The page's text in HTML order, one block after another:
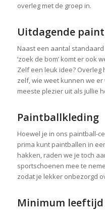
overleg met de groep in.
Uitdagende
Naast een aantal
‘zoek de bom’ komt er ook
Zelf een leuk idee?
zelf, wie weet kunnen we
meeste plezier uit als jullie
Paintballkleding
Hoewel je in ons paintball-
prima kunt paintballen in
hakken, raden we je toch
sportschoenen mee te
zodat je lekker onbezorgd
Minimum